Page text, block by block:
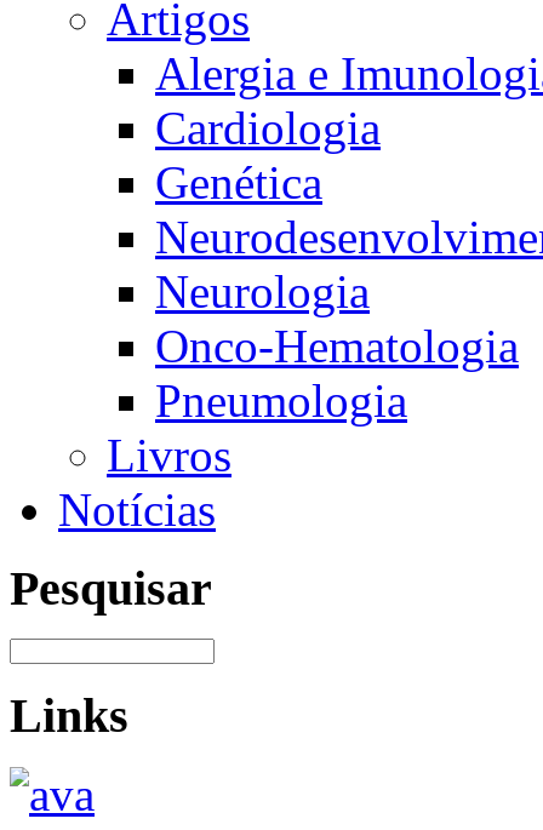
Artigos
Alergia e
Cardiologia
Genética
Neurologia
Onco-Hematologia
Pneumologia
Livros
Notícias
Pesquisar
Links